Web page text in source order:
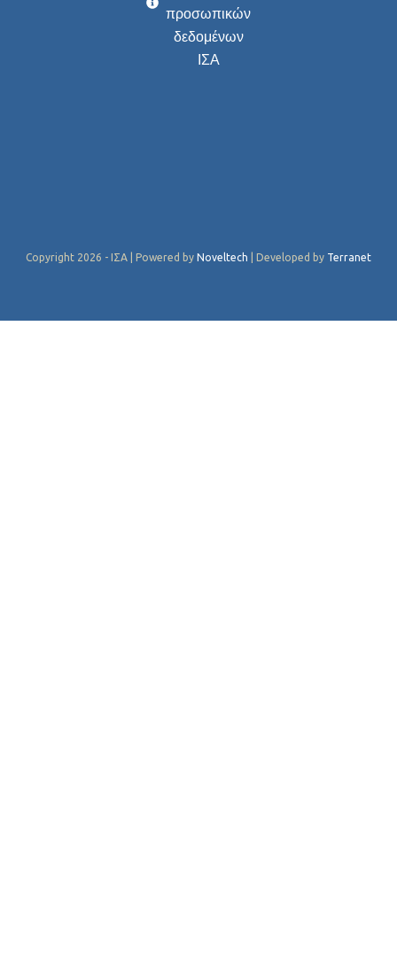
προσωπικών
δεδομένων
ΙΣΑ
Copyright 2026 - ΙΣΑ | Powered by Noveltech | Developed by Terranet